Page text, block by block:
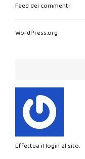
Feed dei commenti
WordPress.org
Effettua il login al sito.